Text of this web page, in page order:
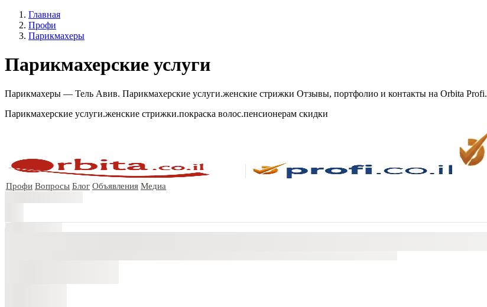
Главная
Профи
Парикмахеры
Парикмахерские услуги
Парикмахеры — Тель Авив. Парикмахерские услуги.женские стрижки Отзывы, портфолио и контакты на Orbita Profi.
Парикмахерские услуги.женские стрижки.покраска волос.пенсионерам скидки
Профи Вопросы Блог Объявления Медиа